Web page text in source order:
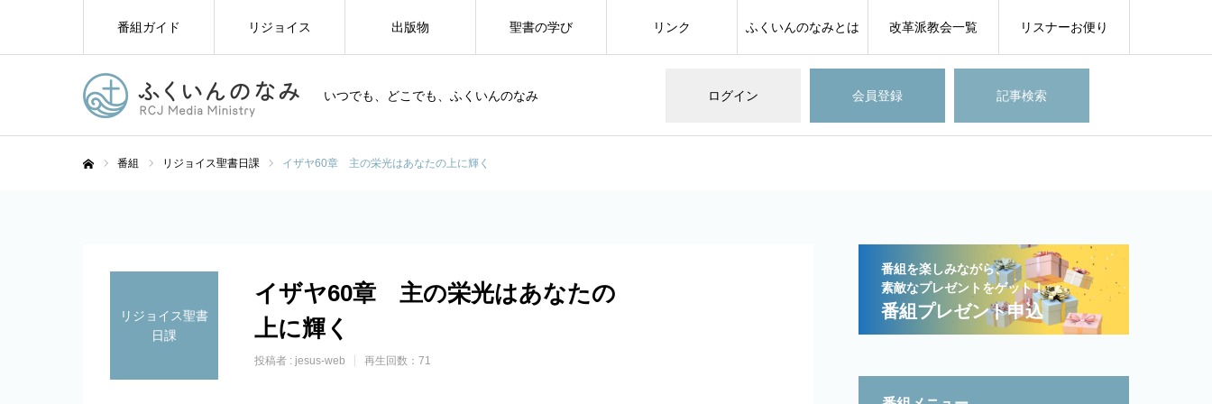
いつでも、どこでも、ふくいんのなみ ログイン 会員登録 記事検索
番組ガイド リジョイス 出版物 聖書の学び リンク ふくいんのなみとは 改革派教会一覧 リスナーお便り
番組 リジョイス聖書日課 イザヤ60章 主の栄光はあなたの上に輝く
リジョイス聖書
日課
イザヤ60章 主の栄光はあなたの
上に輝く
投稿者 : jesus-web 再生回数：71
番組を楽しみながら、
素敵なプレゼントをゲット！
番組プレゼント申込